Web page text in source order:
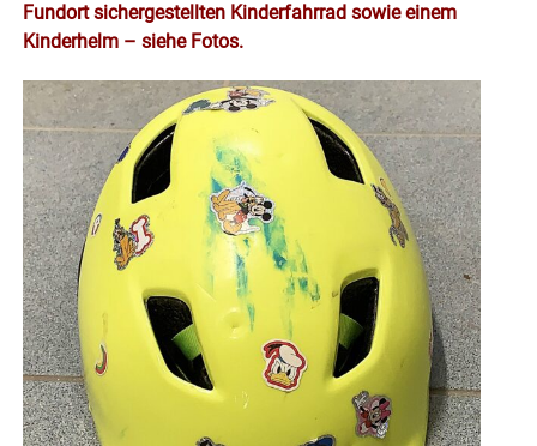
Fundort sichergestellten Kinderfahrrad sowie einem
Kinderhelm – siehe Fotos.